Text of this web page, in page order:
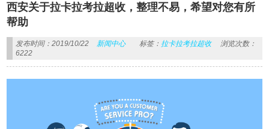
西安关于拉卡拉考拉超收，整理不易，希望对您有所
帮助
发布时间：2019/10/22 新闻中心 标签： 拉卡拉考拉超收
浏览次数：
6222